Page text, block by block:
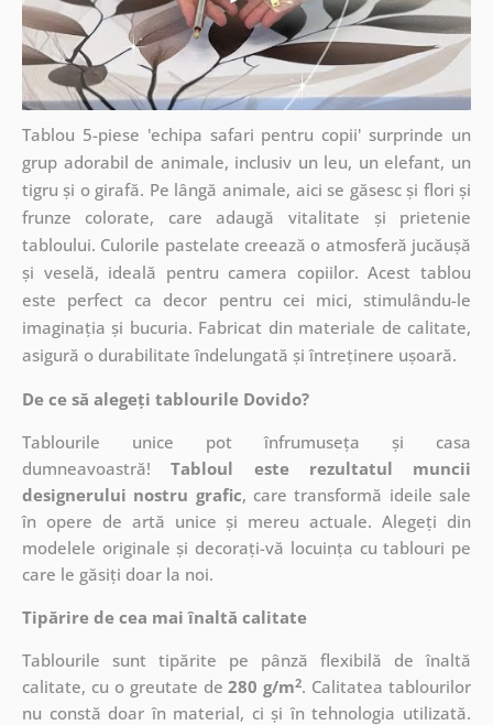
Tablou 5-piese 'echipa safari pentru copii' surprinde un
grup adorabil de animale, inclusiv un leu, un elefant, un
tigru și o girafă. Pe lângă animale, aici se găsesc și flori și
frunze colorate, care adaugă vitalitate și prietenie
tabloului. Culorile pastelate creează o atmosferă jucăușă
și veselă, ideală pentru camera copiilor. Acest tablou
este perfect ca decor pentru cei mici, stimulându-le
imaginația și bucuria. Fabricat din materiale de calitate,
asigură o durabilitate îndelungată și întreținere ușoară.
De ce să alegeți tablourile Dovido?
Tablourile unice pot înfrumuseța și casa
dumneavoastră!Tabloul este rezultatul muncii
designerului nostru grafic, caretransformă ideile sale
în opere de artă unice și mereu actuale. Alegeți din
modelele originale și decorați-vă locuința cu tablouri pe
care le găsiți doar la noi.
Tipărire de cea mai înaltă calitate
Tablourile sunt tipărite pe pânză flexibilă de înaltă
calitate, cu o greutate de280 g/m2. Calitatea tablourilor
nu constă doar în material, ci și în tehnologia utilizată.